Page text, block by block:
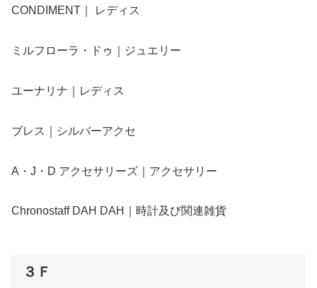
CONDIMENT｜ レディス
ミルフローラ・ドゥ｜ジュエリー
ユーナリナ｜レディス
ブレス｜シルバーアクセ
A・J・D アクセサリーズ｜アクセサリー
Chronostaff DAH DAH｜時計及び関連雑貨
３Ｆ